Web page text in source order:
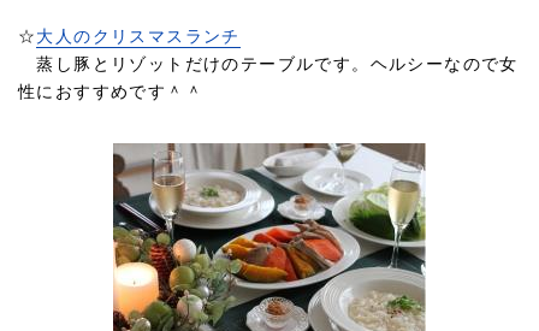
☆ 大人のクリスマスランチ
蒸し豚とリゾットだけのテーブルです。ヘルシーなので女
性におすすめです＾＾